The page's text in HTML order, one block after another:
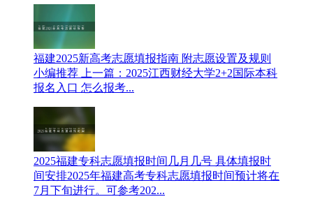
福建2025新高考志愿填报指南 附志愿设置及规则
小编推荐 上一篇：2025江西财经大学2+2国际本科
报名入口 怎么报考...
2025福建专科志愿填报时间几月几号 具体填报时
间安排2025年福建高考专科志愿填报时间预计将在
7月下旬进行。可参考202...